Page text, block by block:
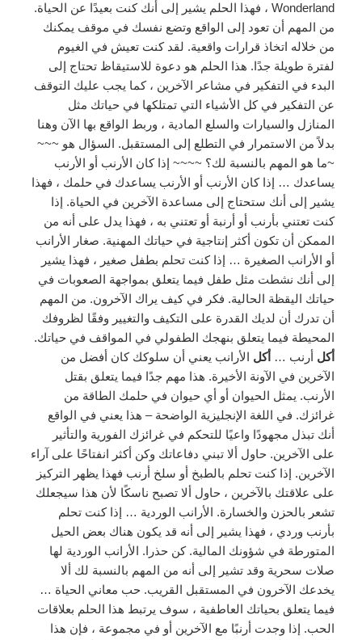
Wonderland ، فهذا الحلم يشير إلى أنك كنت بعيدًا عن الحياة.
من المهم أن تعود إلى الواقع وتضع نفسك في موقف يمكنك
من خلاله اتخاذ قرارات واقعية. لقد كنت تعيش في الغيوم
لفترة طويلة جدًا. هذا الحلم هو دعوة للاستيقاظ تحتاج إلى
البدء في التفكير في مشاعر الآخرين ، كما يجب عليك التوقف
عن التفكير في كل الأشياء التي تمتلكها في حياتك مثل
المنازل والسيارات والسلع المادية ، وربط الواقع بها الآن وهنا
بدلاً من الاستمرار في التطلع إلى المستقبل. السؤال هو ~~~
~ما هو المهم بالنسبة لك؟ ~~~~ إذا كان الأرنب أو الأرنب
يساعدك … إذا كان الأرنب أو الأرنب يساعدك في حلمك ، فهذا
يشير إلى أنك ستحتاج إلى مساعدة الآخرين في الحياة. إذا
كنت تعتني بأرنب أو أرنبة أو تعتني به ، فهذا يدل على أنه من
الممكن أن تكون أكثر إنتاجية في حياتك المهنية. صغار الأرانب
أو الأرانب الصغيرة … إذا كنت تحلم بطفل صغير ، فهذا يشير
إلى أنك نشطت مثل طفل فيما يتعلق بمواجهة الصعوبات في
حياتك اليقظة الحالية. فكر في كيف يراك الآخرون. من المهم
أن تدرك أن لديك القدرة على التكيف والتغيير وفقًا لظروفك
المحيطة فيما يتعلق بنهجك الطفولي في المواقف في حياتك.
أكل أرنب … أكل الأرانب يعني أن سلوكك كان أفضل من
الآخرين في الآونة الأخيرة. هذا مهم جدًا فيما يتعلق بقتل
الأرنب. يمثل الحيوان أو أي حيوان في حلمك الطاقة من
غرائزك. في اللغة الإنجليزية الواضحة – هذا يعني في الواقع
أنك تبذل مجهودًا واعيًا للتحكم في غرائزك الفورية والتأثير
على الآخرين. حاول ألا تبني دفاعاتك وكن أكثر انفتاحًا على آراء
الآخرين. إذا كنت تحلم بالطبخ أو سلخ أرنب فهذا يظهر التركيز
على علاقتك بالآخرين ، حاول ألا تصبح ناسكًا لأن هذا سيجعلك
تشعر بالحزن والخسارة. الأرانب الوردية … إذا كنت تحلم
بأرنب وردي ، فهذا يشير إلى أنه قد يكون هناك بعض الحيل
المتورطة في شؤونك المالية. كن حذرا. الأرانب الوردية لها
صلات سحرية وقد تشير إلى أنه من المهم بالنسبة لك ألا
يخدعك الآخرون في المستقبل القريب. حب معاني الحياة …
فيما يتعلق بحياتك العاطفية ، سوف يرتبط هذا الحلم بعلاقات
الحب. إذا وجدت أرنبًا مع الآخرين أو في مجموعة ، فإن هذا